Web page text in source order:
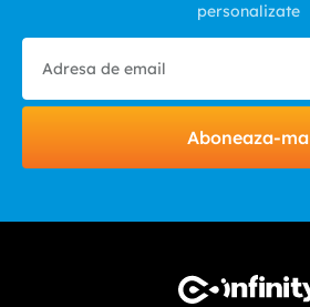
personalizate
Aboneaza-ma